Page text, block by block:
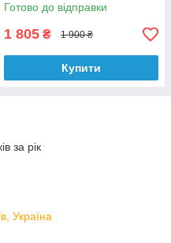
Готово до відправки
1 805 ₴ 1 900 ₴
Купити
за рік
Україна